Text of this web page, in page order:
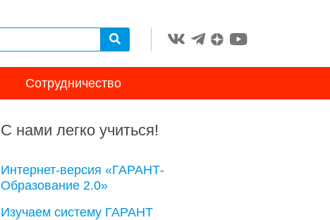
Сотрудничество
С нами легко учиться!
Интернет-версия «ГАРАНТ-
Образование 2.0»
Изучаем систему ГАРАНТ